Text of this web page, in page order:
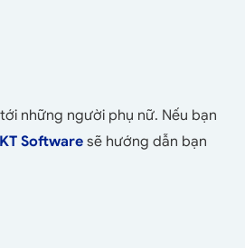
những người phụ nữ. Nếu bạn
Software sẽ hướng dẫn bạn